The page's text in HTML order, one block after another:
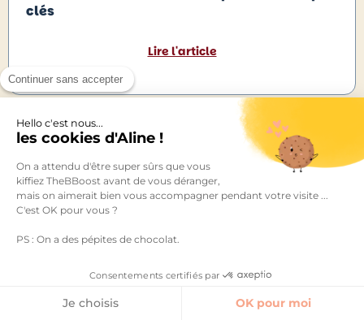
Continuer sans accepter
Hello c'est nous...
les cookies d'Aline !
On a attendu d'être super sûrs que vous
kiffiez TheBBoost avant de vous déranger,
mais on aimerait bien vous accompagner pendant votre visite ...
C'est OK pour vous ?
PS : On a des pépites de chocolat.
Consentements certifiés par
Je choisis OK pour moi
clés
Lire l'article
juillet 20, 2026
Appel découverte : les 7 étapes clés pour
convertir vos prospects sans forcer